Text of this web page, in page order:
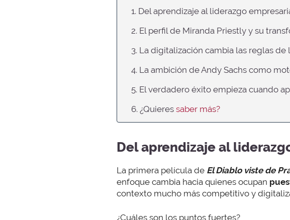
1. Del aprendizaje al liderazgo
2. El perfil de Miranda Priestly y su
3. La digitalización cambia las reglas de
4. La ambición de Andy Sachs como
5. El verdadero éxito empieza cuando
6. ¿Quieres saber más?
Del aprendizaje al
La primera película de El Diablo viste de
enfoque cambia hacia quienes ocupan
contexto mucho más competitivo y
¿Cuáles son los puntos fuertes?